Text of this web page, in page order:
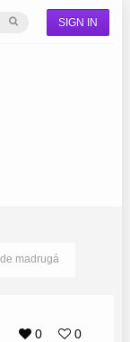
SIGN IN
madrugá
0 0